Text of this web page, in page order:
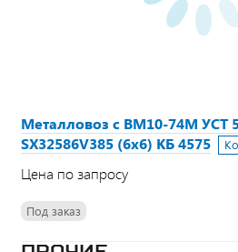
Металловоз с ВМ10-74М УСТ
SX32586V385 (6x6) КБ 4575
Цена по запросу
Под заказ